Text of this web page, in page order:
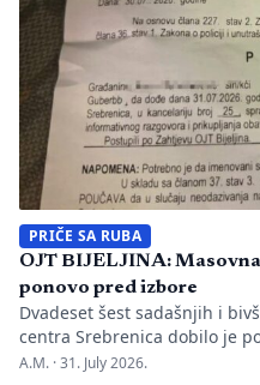
PRIČE SA RUBA
OJT BIJELJINA:
ponovo pred izbore
Dvadeset šest sadašnjih i
centra Srebrenica dobilo je
policijsku stanicu po nalogu
A.M. ·31. July 2026.